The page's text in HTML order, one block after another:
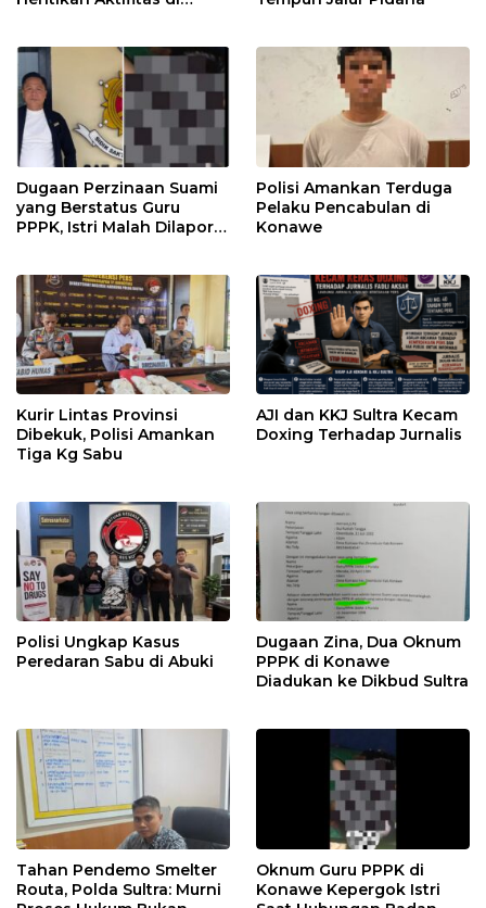
Dugaan Perzinaan Suami
yang Berstatus Guru
PPPK, Istri Malah Dilapor
Polisi Amankan Terduga
Pelaku Pencabulan di
Konawe
Kurir Lintas Provinsi
Dibekuk, Polisi Amankan
Tiga Kg Sabu
AJI dan KKJ Sultra Kecam
Doxing Terhadap Jurnalis
Polisi Ungkap Kasus
Peredaran Sabu di Abuki
Dugaan Zina, Dua Oknum
PPPK di Konawe
Diadukan ke Dikbud Sultra
Tahan Pendemo Smelter
Routa, Polda Sultra: Murni
Oknum Guru PPPK di
Konawe Kepergok Istri